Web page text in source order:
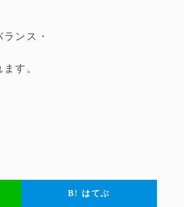
ンス・
す。
B! はてぶ